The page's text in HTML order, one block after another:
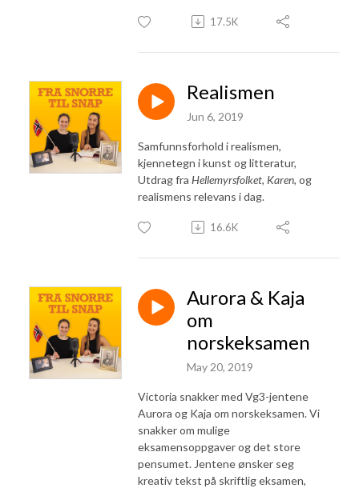
17.5K
Realismen
Jun 6, 2019
Samfunnsforhold i realismen,
kjennetegn i kunst og litteratur,
Utdrag fra Hellemyrsfolket, Karen, og
realismens relevans i dag.
16.6K
Aurora & Kaja
om
norskeksamen
May 20, 2019
Victoria snakker med Vg3-jentene
Aurora og Kaja om norskeksamen. Vi
snakker om mulige
eksamensoppgaver og det store
pensumet. Jentene ønsker seg
kreativ tekst på skriftlig eksamen,